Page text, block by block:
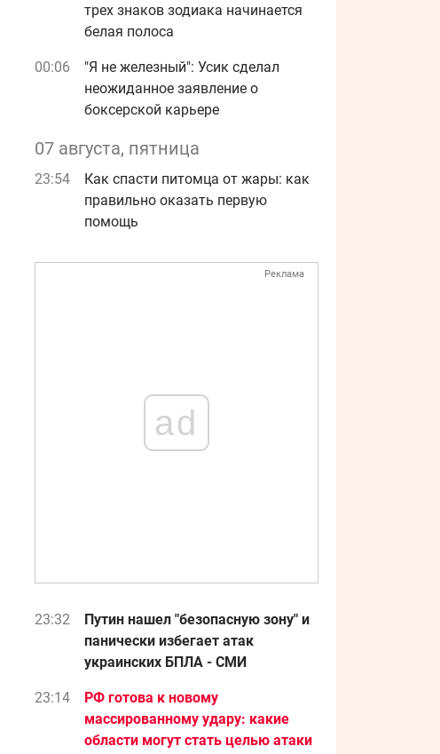
трех знаков зодиака начинается
белая полоса
00:06
"Я не железный": Усик сделал
неожиданное заявление о
боксерской карьере
07 августа, пятница
23:54
Как спасти питомца от жары: как
правильно оказать первую
помощь
Реклама
ad
23:32
Путин нашел "безопасную зону" и
панически избегает атак
украинских БПЛА - СМИ
23:14
РФ готова к новому
массированному удару: какие
области могут стать целью атаки